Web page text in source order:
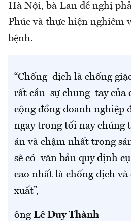
Hà Nội, bà Lan đề nghị
Phúc và thực hiện nghiêm
bệnh.
“Chống dịch là chống
rất cần sự chung tay của
cộng đồng doanh nghiệp
ngay trong tối nay chúng
án và chậm nhất trong
sẽ có văn bản quy định
cao nhất là chống dịch và
xuất”,
ông Lê Duy Thành